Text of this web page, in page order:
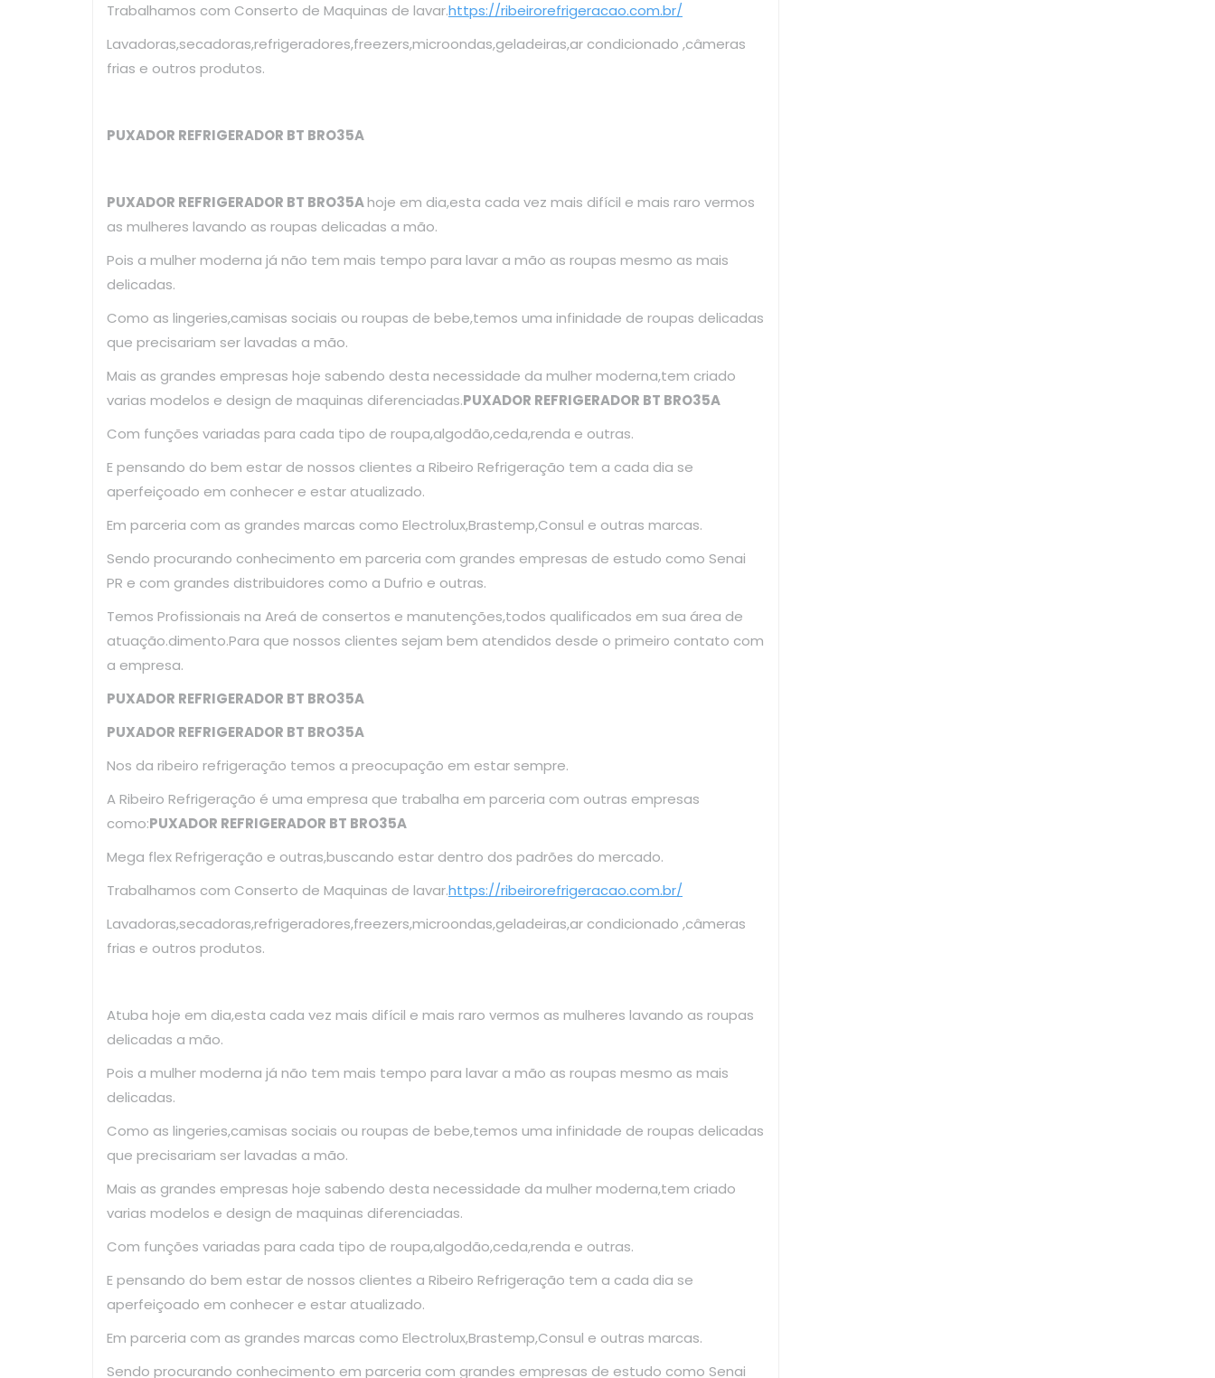
Trabalhamos com Conserto de Maquinas de lavar.https://ribeirorefrigeracao.com.br/
Lavadoras,secadoras,refrigeradores,freezers,microondas,geladeiras,ar condicionado ,câmeras
frias e outros produtos.
PUXADOR REFRIGERADOR BT BRO35A
PUXADOR REFRIGERADOR BT BRO35Ahoje em dia,esta cada vez mais difícil e mais raro vermos
as mulheres lavando as roupas delicadas a mão.
Pois a mulher moderna já não tem mais tempo para lavar a mão as roupas mesmo as mais
delicadas.
Como as lingeries,camisas sociais ou roupas de bebe,temos uma infinidade de roupas delicadas
que precisariam ser lavadas a mão.
Mais as grandes empresas hoje sabendo desta necessidade da mulher moderna,tem criado
varias modelos e design de maquinas diferenciadas.PUXADOR REFRIGERADOR BT BRO35A
Com funções variadas para cada tipo de roupa,algodão,ceda,renda e outras.
E pensando do bem estar de nossos clientes a Ribeiro Refrigeração tem a cada dia se
aperfeiçoado em conhecer e estar atualizado.
Em parceria com as grandes marcas como Electrolux,Brastemp,Consul e outras marcas.
Sendo procurando conhecimento em parceria com grandes empresas de estudo como Senai
PR e com grandes distribuidores como a Dufrio e outras.
Temos Profissionais na Areá de consertos e manutenções,todos qualificados em sua área de
atuação.dimento.Para que nossos clientes sejam bem atendidos desde o primeiro contato com
a empresa.
PUXADOR REFRIGERADOR BT BRO35A
PUXADOR REFRIGERADOR BT BRO35A
Nos da ribeiro refrigeração temos a preocupação em estar sempre.
A Ribeiro Refrigeração é uma empresa que trabalha em parceria com outras empresas
como:PUXADOR REFRIGERADOR BT BRO35A
Mega flex Refrigeração e outras,buscando estar dentro dos padrões do mercado.
Trabalhamos com Conserto de Maquinas de lavar.https://ribeirorefrigeracao.com.br/
Lavadoras,secadoras,refrigeradores,freezers,microondas,geladeiras,ar condicionado ,câmeras
frias e outros produtos.
Atuba hoje em dia,esta cada vez mais difícil e mais raro vermos as mulheres lavando as roupas
delicadas a mão.
Pois a mulher moderna já não tem mais tempo para lavar a mão as roupas mesmo as mais
delicadas.
Como as lingeries,camisas sociais ou roupas de bebe,temos uma infinidade de roupas delicadas
que precisariam ser lavadas a mão.
Mais as grandes empresas hoje sabendo desta necessidade da mulher moderna,tem criado
varias modelos e design de maquinas diferenciadas.
Com funções variadas para cada tipo de roupa,algodão,ceda,renda e outras.
E pensando do bem estar de nossos clientes a Ribeiro Refrigeração tem a cada dia se
aperfeiçoado em conhecer e estar atualizado.
Em parceria com as grandes marcas como Electrolux,Brastemp,Consul e outras marcas.
Sendo procurando conhecimento em parceria com grandes empresas de estudo como Senai